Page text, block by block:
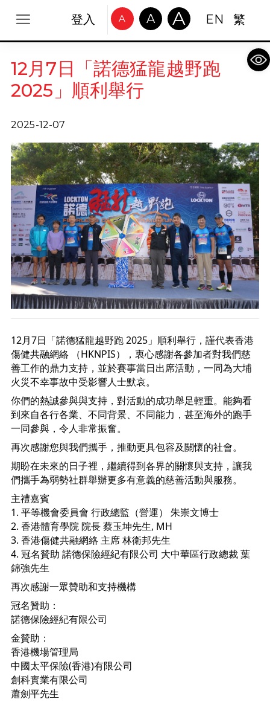
登入 A A A EN 繁
12月7日「諾德猛龍越野跑
2025」順利舉行
2025-12-07
12月7日「諾德猛龍越野跑 2025」順利舉行，謹代表香港
傷健共融網絡 （HKNPIS），衷心感謝各參加者對我們慈
善工作的鼎力支持，並於賽事當日出席活動，一同為大埔
火災不幸事故中受影響人士默哀。
你們的熱誠參與與支持，對活動的成功舉足輕重。能夠看
到來自各行各業、不同背景、不同能力，甚至海外的跑手
一同參與，令人非常振奮。
再次感謝您與我們攜手，推動更具包容及關懷的社會。
期盼在未來的日子裡，繼續得到各界的關懷與支持，讓我
們攜手為弱勢社群舉辦更多有意義的慈善活動與服務。
主禮嘉賓
1.⁠ 平等機會委員會 行政總監（營運） 朱崇文博士
2.⁠ ⁠香港體育學院 院長 蔡玉坤先生, MH
3.⁠ ⁠香港傷健共融網絡 主席 林衛邦先生
4.⁠ ⁠冠名贊助 諾德保險經紀有限公司 大中華區行政總裁 葉
錦強先生
再次感謝一眾贊助和支持機構
冠名贊助：
諾德保險經紀有限公司
金贊助：
香港機場管理局
中國太平保險(香港)有限公司
創科實業有限公司
蕭劍平先生